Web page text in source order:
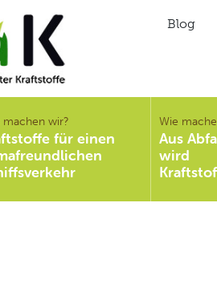
Blog
machen wir?
für einen
Wie
Aus
wird